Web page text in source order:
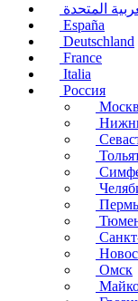
المتحدة
España
Deutschland
France
Italia
Россия
Пермь
Омск